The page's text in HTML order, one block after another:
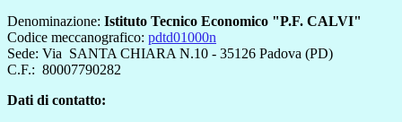
Denominazione: Istituto Tecnico Economico "P.F. CALVI"
Codice meccanografico: pdtd01000n
Sede: Via SANTA CHIARA N.10 - 35126 Padova (PD)
C.F.: 80007790282
Dati di contatto: